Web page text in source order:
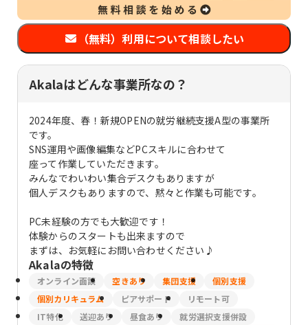
（無料）利用について相談したい
Akalaはどんな事業所なの？
2024年度、春！新規OPENの就労継続支援A型の事業所
です。
SNS運用や画像編集などPCスキルに合わせて
座って作業していただきます。
みんなでわいわい集合デスクもありますが
個人デスクもありますので、黙々と作業も可能です。
PC未経験の方でも大歓迎です！
体験からのスタートも出来ますので
まずは、お気軽にお問い合わせください♪
Akalaの特徴
オンライン面談 空きあり 集団支援
個別支援
個別カリキュラム
ピアサポート
リモート可
IT特化
送迎あり 昼食あり 就労選択支援併設